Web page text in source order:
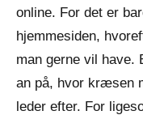
online. For det er
hjemmesiden,
man gerne vil have.
an på, hvor kræsen
leder efter. For